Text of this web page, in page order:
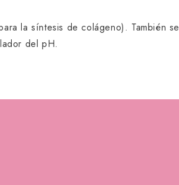
la síntesis de colágeno). También se
del pH.